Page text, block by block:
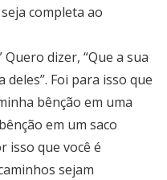
completa ao
dizer, “Que a sua
Foi para isso que
bênção em uma
em um saco
isso que você é
sejam